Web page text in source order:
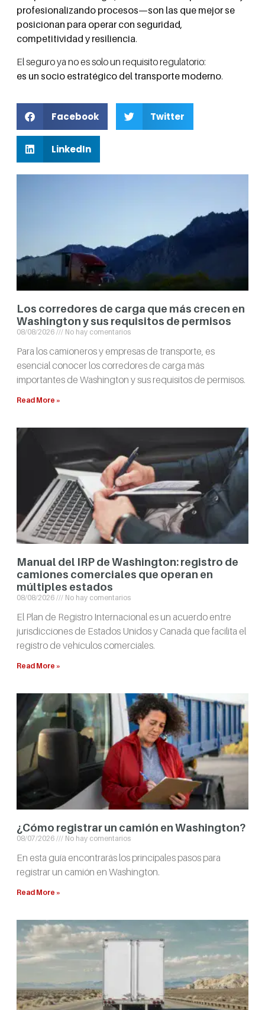
profesionalizando procesos—son las que mejor se
posicionan para operar con seguridad,
competitividad y resiliencia.
El seguro ya no es solo un requisito regulatorio:
es un socio estratégico del transporte moderno.
Facebook Twitter
LinkedIn
Los corredores de carga que más crecen en
Washington y sus requisitos de permisos
08/08/2026 No hay comentarios
Para los camioneros y empresas de transporte, es
esencial conocer los corredores de carga más
importantes de Washington y sus requisitos de permisos.
Read More »
Manual del IRP de Washington: registro de
camiones comerciales que operan en
múltiples estados
08/08/2026 No hay comentarios
El Plan de Registro Internacional es un acuerdo entre
jurisdicciones de Estados Unidos y Canadá que facilita el
registro de vehículos comerciales.
Read More »
¿Cómo registrar un camión en Washington?
08/07/2026 No hay comentarios
En esta guía encontrarás los principales pasos para
registrar un camión en Washington.
Read More »